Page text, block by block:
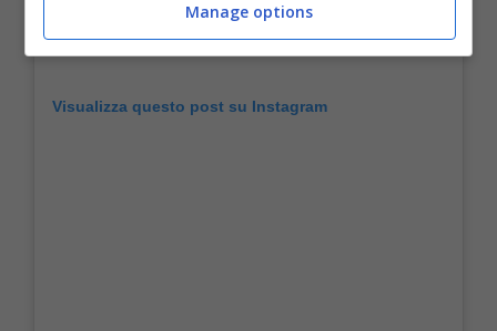
Visualizza questo post su Instagram
Manage options